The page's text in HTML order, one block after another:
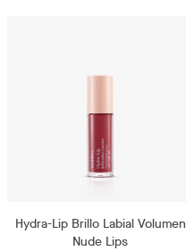
Hydra-Lip Brillo Labial Volumen
Nude Lips